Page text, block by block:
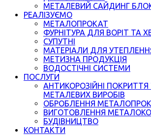
МЕТАЛЕВИЙ САЙДИНГ
РЕАЛІЗУЄМО
МЕТАЛОПРОКАТ
ФУРНІТУРА ДЛЯ ВОРІТ ТА
СУПУТНІ
МАТЕРІАЛИ ДЛЯ
МЕТИЗНА ПРОДУКЦІЯ
ВОДОСТІЧНІ СИСТЕМИ
ПОСЛУГИ
АНТИКОРОЗІЙНІ
МЕТАЛЕВИХ ВИРОБІВ
ОБРОБЛЕННЯ
ВИГОТОВЛЕННЯ
БУДІВНИЦТВО
КОНТАКТИ